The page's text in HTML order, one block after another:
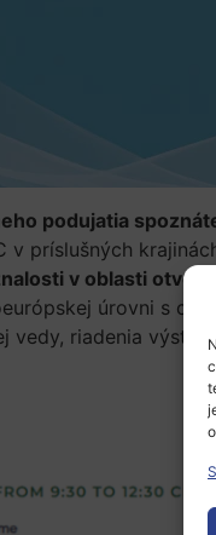
podujatia
v príslušných
v oblasti
úrovni s
vedy, riadenia